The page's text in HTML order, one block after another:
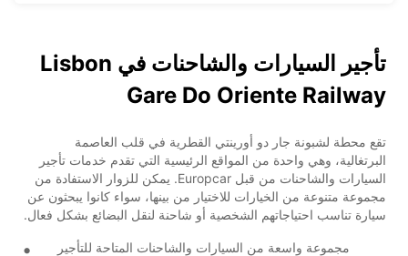
تأجير السيارات والشاحنات في Lisbon
Gare Do Oriente Railway
تقع محطة لشبونة جار دو أورينتي القطرية في قلب العاصمة
البرتغالية، وهي واحدة من المواقع الرئيسية التي تقدم خدمات تأجير
السيارات والشاحنات من قبل Europcar. يمكن للزوار الاستفادة من
مجموعة متنوعة من الخيارات للاختيار من بينها، سواء كانوا يبحثون عن
سيارة تناسب احتياجاتهم الشخصية أو شاحنة لنقل البضائع بشكل فعال.
مجموعة واسعة من السيارات والشاحنات المتاحة للتأجير